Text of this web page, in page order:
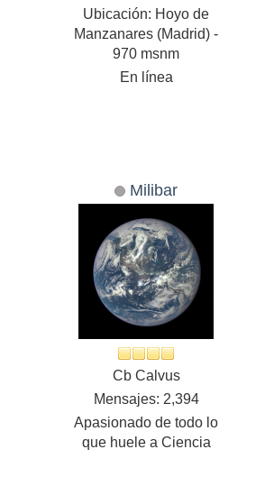
Ubicación: Hoyo de
Manzanares (Madrid) -
970 msnm
En línea
Milibar
Cb Calvus
Mensajes: 2,394
Apasionado de todo lo
que huele a Ciencia